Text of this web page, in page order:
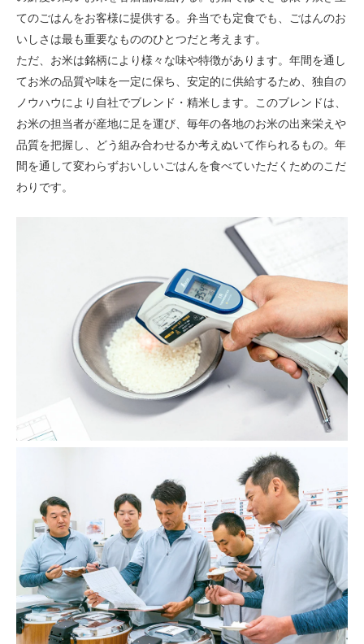
てのごはんをお客様に提供する。弁当でも定食でも、ごはんのお
いしさは最も重要なもののひとつだと考えます。
ただ、お米は銘柄により様々な味や特徴があります。年間を通し
てお米の品質や味を一定に保ち、安定的に供給するため、独自の
ノウハウにより自社でブレンド・精米します。このブレンドは、
お米の担当者が産地に足を運び、毎年の各地のお米の出来栄えや
品質を把握し、どう組み合わせるか考えぬいて作られるもの。年
間を通して変わらずおいしいごはんを食べていただくためのこだ
わりです。